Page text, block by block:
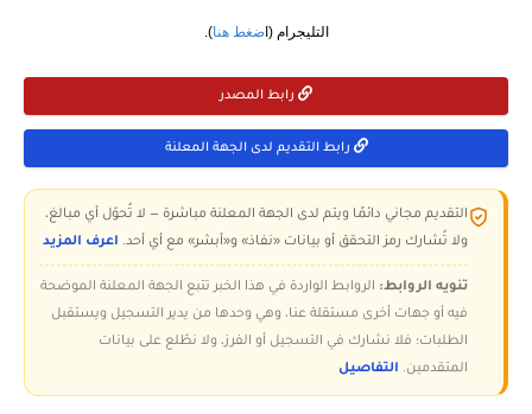
التليجرام (اضغط هنا).
رابط المصدر
رابط التقديم لدى الجهة المعلنة
التقديم مجاني دائمًا ويتم لدى الجهة المعلنة مباشرة — لا تُحوّل أي مبالغ،
ولا تُشارك رمز التحقق أو بيانات «نفاذ» و«أبشر» مع أي أحد. اعرف المزيد
تنويه الروابط: الروابط الواردة في هذا الخبر تتبع الجهة المعلنة الموضحة
فيه أو جهات أخرى مستقلة عنا، وهي وحدها من يدير التسجيل ويستقبل
الطلبات؛ فلا نشارك في التسجيل أو الفرز، ولا نطّلع على بيانات
المتقدمين. التفاصيل